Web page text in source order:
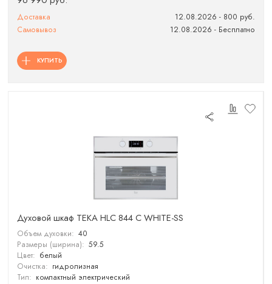
Доставка
12.08.2026 - 800 руб.
Самовывоз
12.08.2026 - Бесплатно
КУПИТЬ
Духовой шкаф TEKA HLC 844 C WHITE-SS
Объем духовки: 40
Размеры (ширина): 59.5
Цвет: белый
Очистка: гидролизная
Тип: компактный электрический